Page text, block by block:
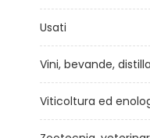
Guida alla
Usati
Vini, bevande,
Viticoltura ed